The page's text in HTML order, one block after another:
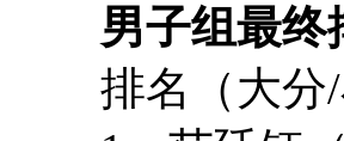
男子组最终
排名（大分/